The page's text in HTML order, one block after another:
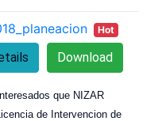
Hot
Download
que NIZAR
de Intervencion de